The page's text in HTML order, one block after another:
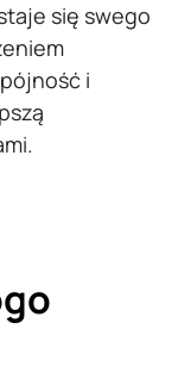
się swego
i